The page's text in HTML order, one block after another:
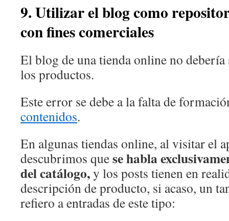
9. Utilizar el blog como
con fines comerciales
El blog de una tienda online no
los productos.
Este error se debe a la falta de
contenidos.
En algunas tiendas online, al visitar el
descubrimos quese habla
del catálogo,y los posts tienen en
descripción de producto, si acaso, un
refiero a entradas de este tipo: